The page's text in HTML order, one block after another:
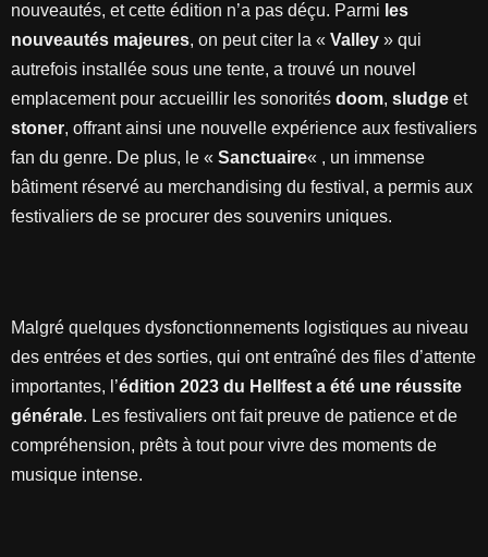
nouveautés, et cette édition n’a pas déçu. Parmi les
nouveautés majeures, on peut citer la « Valley » qui
autrefois installée sous une tente, a trouvé un nouvel
emplacement pour accueillir les sonorités doom, sludge et
stoner, offrant ainsi une nouvelle expérience aux festivaliers
fan du genre. De plus, le « Sanctuaire« , un immense
bâtiment réservé au merchandising du festival, a permis aux
festivaliers de se procurer des souvenirs uniques.
Malgré quelques dysfonctionnements logistiques au niveau
des entrées et des sorties, qui ont entraîné des files d’attente
importantes, l’édition 2023 du Hellfest a été une réussite
générale. Les festivaliers ont fait preuve de patience et de
compréhension, prêts à tout pour vivre des moments de
musique intense.